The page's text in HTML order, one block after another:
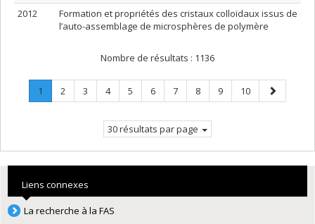
2012
Formation et propriétés des cristaux colloïdaux issus de
l’auto-assemblage de microsphères de polymère
Nombre de résultats : 1136
Page
1
Page
Page
2 Page
3 Page
4 Page
5 Page
6 Page
7 Page
8 Page
9 Page
10
Page
suivante
30 résultats par page
Liens connexes
La recherche à la FAS